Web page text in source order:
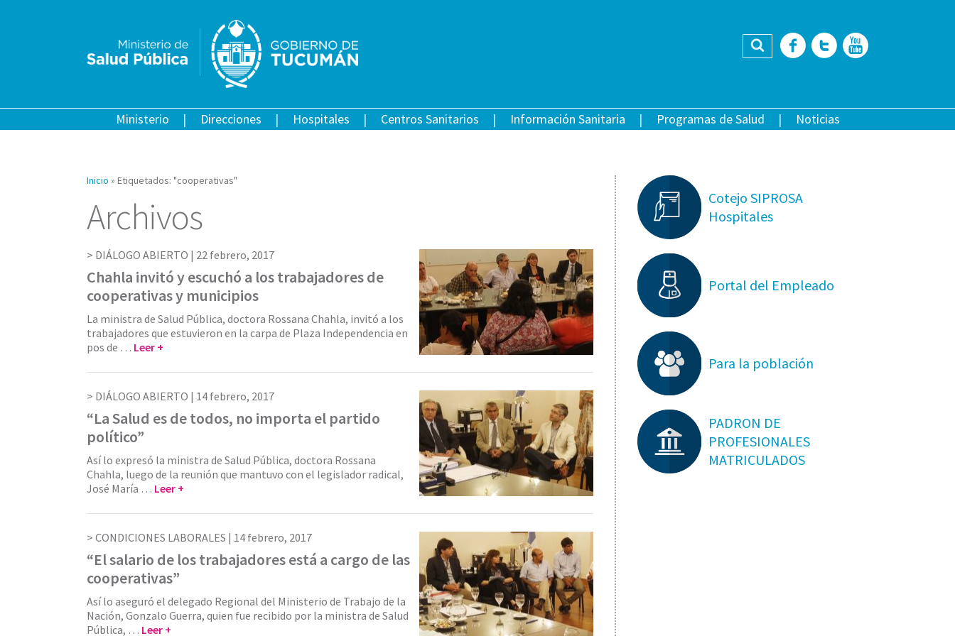
Buscar Facebook
Twitter
Ministerio Direcciones Hospitales Centros Sanitarios Información Sanitaria Programas de Salud Noticias
Inicio » Etiquetados: "cooperativas"
Archivos
DIÁLOGO ABIERTO | 22 febrero, 2017
Chahla invitó y escuchó a los trabajadores de
cooperativas y municipios
La ministra de Salud Pública, doctora Rossana Chahla, invitó a los
trabajadores que estuvieron en la carpa de Plaza Independencia en
pos de … Leer +
DIÁLOGO ABIERTO | 14 febrero, 2017
“La Salud es de todos, no importa el partido
político”
Así lo expresó la ministra de Salud Pública, doctora Rossana
Chahla, luego de la reunión que mantuvo con el legislador radical,
José María … Leer +
CONDICIONES LABORALES | 14 febrero, 2017
“El salario de los trabajadores está a cargo de las
cooperativas”
Así lo aseguró el delegado Regional del Ministerio de Trabajo de la
Nación, Gonzalo Guerra, quien fue recibido por la ministra de Salud
Pública, … Leer +
Cotejo SIPROSA
Hospitales
Portal del Empleado
Para la población
PADRON DE
PROFESIONALES
MATRICULADOS